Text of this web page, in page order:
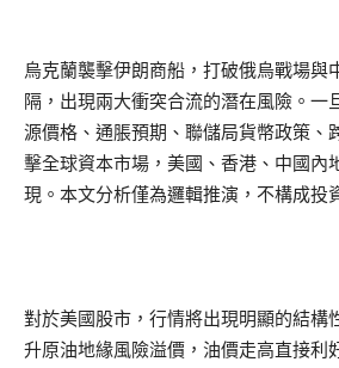
烏克蘭襲擊伊朗商船，打破俄烏戰場與
隔，出現兩大衝突合流的潛在風險。一
源價格、通脹預期、聯儲局貨幣政策、
擊全球資本市場，美國、香港、中國內
現。本文分析僅為邏輯推演，不構成投
對於美國股市，行情將出現明顯的結構
升原油地緣風險溢價，油價走高直接利